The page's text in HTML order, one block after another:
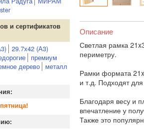
и сертификатов
29.7х42 (А3)
премиум
дерево
металл
Описание
Светлая рамка
периметру.
Рамки формата
и т.д. Подходят
Благодаря весу и
впечатление у
Также это